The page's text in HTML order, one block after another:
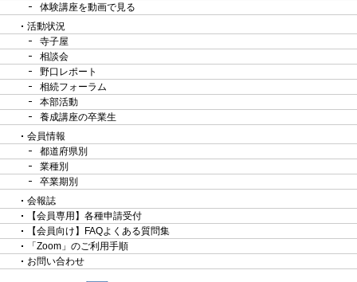
体験講座を動画で見る
活動状況
寺子屋
相談会
野口レポート
相続フォーラム
本部活動
養成講座の卒業生
会員情報
都道府県別
業種別
卒業期別
会報誌
【会員専用】各種申請受付
【会員向け】FAQよくある質問集
「Zoom」のご利用手順
お問い合わせ